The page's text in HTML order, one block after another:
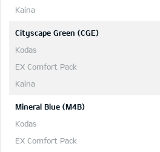
Cityscape Green (CGE)
Mineral Blue (M4B)